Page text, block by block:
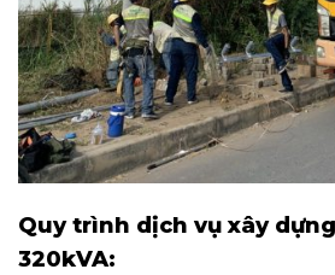
Quy trình dịch vụ xây
320kVA: